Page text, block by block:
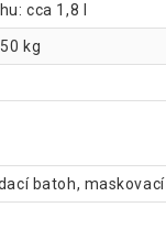
cca 1,8 l
kg
batoh, maskovací